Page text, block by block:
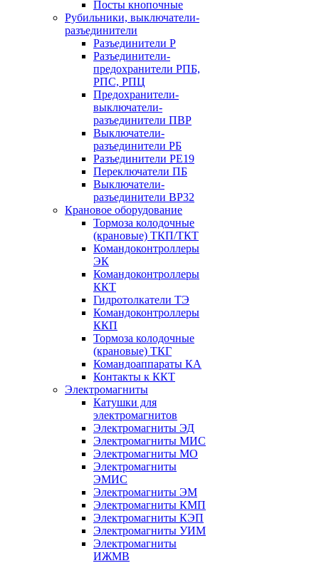
Посты кнопочные
Рубильники, выключатели-
разъединители
Разъединители Р
Разъединители-
предохранители РПБ,
РПС, РПЦ
Предохранители-
выключатели-
разъединители ПВР
Выключатели-
разъединители РБ
Разъединители РЕ19
Переключатели ПБ
Выключатели-
разъединители ВР32
Крановое оборудование
Тормоза колодочные
(крановые) ТКП/ТКТ
Командоконтроллеры
ЭК
Командоконтроллеры
ККТ
Гидротолкатели ТЭ
Командоконтроллеры
ККП
Тормоза колодочные
(крановые) ТКГ
Командоаппараты КА
Контакты к ККТ
Электромагниты
Катушки для
электромагнитов
Электромагниты ЭД
Электромагниты МИС
Электромагниты МО
Электромагниты
ЭМИС
Электромагниты ЭМ
Электромагниты КМП
Электромагниты КЭП
Электромагниты УИМ
Электромагниты
ИЖМВ